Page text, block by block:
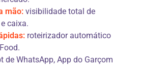
mão:visibilidade total de
caixa.
roteirizador automático
de WhatsApp, App do Garçom